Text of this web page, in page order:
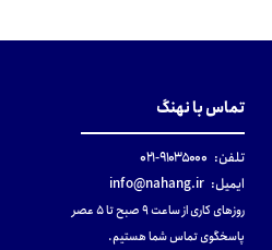
تماس با نهنگ
تلفن: ۹۱۰۳۵۰۰۰-۰۲۱
ایمیل: info@nahang.ir
روزهای کاری از ساعت ۹ صبح تا ۵ عصر
پاسخگوی تماس شما هستیم.